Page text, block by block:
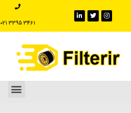
‪021 3395 3461